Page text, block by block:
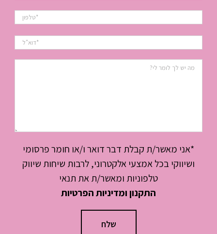
*אני מאשר/ת קבלת דבר דואר ו/או חומר פרסומי
ושיווקי בכל אמצעי אלקטרוני, לרבות שיחות שיווק
טלפוניות ומאשר/ת את תנאי
התקנון ומדיניות הפרטיות